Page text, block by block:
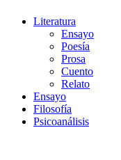
Literatura
Ensayo
Poesía
Prosa
Cuento
Relato
Ensayo
Filosofía
Psicoanálisis